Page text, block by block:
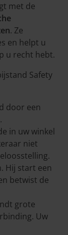
met de
. Ze
en helpt u
u recht hebt.
Safety
door een
in uw winkel
niet
Hij start een
betwist de
grote
Uw